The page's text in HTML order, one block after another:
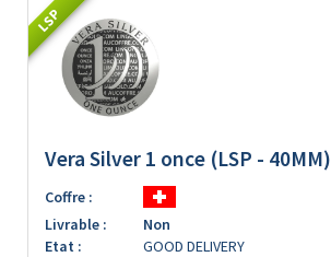
LSP
Vera Silver 1 once (LSP - 40MM)
Coffre :
Livrable :
Non
Etat :
GOOD DELIVERY